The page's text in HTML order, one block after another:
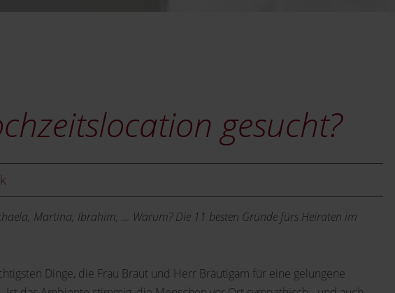
gesucht?
Martina, Ibrahim, … Warum? Die 11 besten Gründe fürs Heiraten im
Dinge, die Frau Braut und Herr Bräutigam für eine gelungene